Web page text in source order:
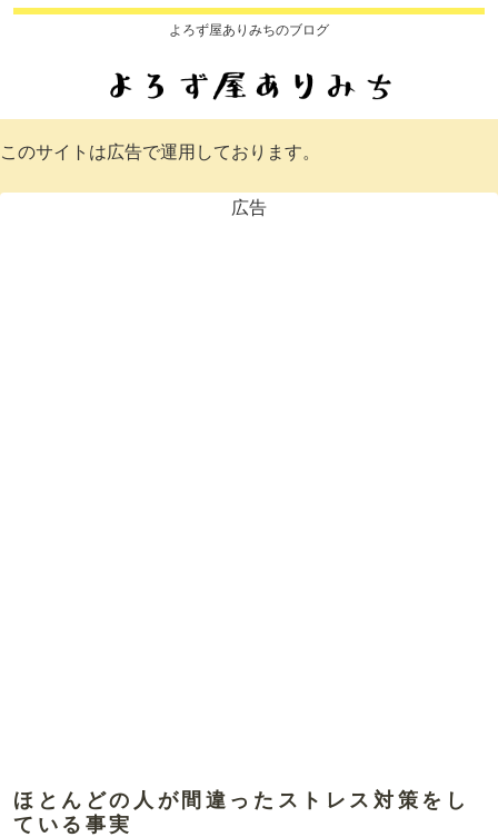
よろず屋ありみちのブログ
このサイトは広告で運用しております。
広告
ほとんどの人が間違ったストレス対策をし
ている事実